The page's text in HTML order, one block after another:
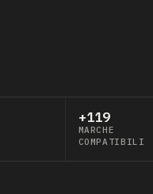
+119
MARCHE
COMPATIBILI